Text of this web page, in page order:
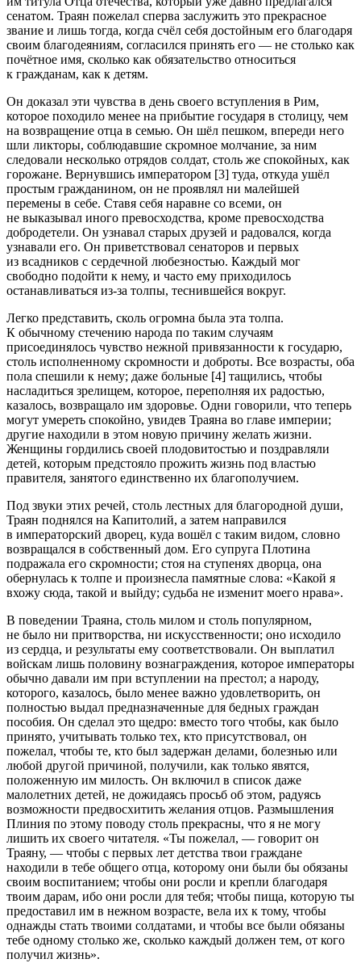
сенатом. Траян пожелал сперва заслужить это прекрасное
звание и лишь тогда, когда счёл себя достойным его благодаря
своим благодеяниям, согласился принять его — не столько как
почётное имя, сколько как обязательство относиться
к гражданам, как к детям.
Он доказал эти чувства в день своего вступления в Рим,
которое походило менее на прибытие государя в столицу, чем
на возвращение отца в семью. Он шёл пешком, впереди него
шли ликторы, соблюдавшие скромное молчание, за ним
следовали несколько отрядов солдат, столь же спокойных, как
горожане. Вернувшись императором [3] туда, откуда ушёл
простым гражданином, он не проявлял ни малейшей
перемены в себе. Ставя себя наравне со всеми, он
не выказывал иного превосходства, кроме превосходства
добродетели. Он узнавал старых друзей и радовался, когда
узнавали его. Он приветствовал сенаторов и первых
из всадников с сердечной любезностью. Каждый мог
свободно подойти к нему, и часто ему приходилось
останавливаться из-за толпы, теснившейся вокруг.
Легко представить, сколь огромна была эта толпа.
К обычному стечению народа по таким случаям
присоединялось чувство нежной привязанности к государю,
столь исполненному скромности и доброты. Все возрасты, оба
пола спешили к нему; даже больные [4] тащились, чтобы
насладиться зрелищем, которое, переполняя их радостью,
казалось, возвращало им здоровье. Одни говорили, что теперь
могут умереть спокойно, увидев Траяна во главе империи;
другие находили в этом новую причину желать жизни.
Женщины гордились своей плодовитостью и поздравляли
детей, которым предстояло прожить жизнь под властью
правителя, занятого единственно их благополучием.
Под звуки этих речей, столь лестных для благородной души,
Траян поднялся на Капитолий, а затем направился
в императорский дворец, куда вошёл с таким видом, словно
возвращался в собственный дом. Его супруга Плотина
подражала его скромности; стоя на ступенях дворца, она
обернулась к толпе и произнесла памятные слова: «Какой я
вхожу сюда, такой и выйду; судьба не изменит моего нрава».
В поведении Траяна, столь милом и столь популярном,
не было ни притворства, ни искусственности; оно исходило
из сердца, и результаты ему соответствовали. Он выплатил
войскам лишь половину вознаграждения, которое императоры
обычно давали им при вступлении на престол; а народу,
которого, казалось, было менее важно удовлетворить, он
полностью выдал предназначенные для бедных граждан
пособия. Он сделал это щедро: вместо того чтобы, как было
принято, учитывать только тех, кто присутствовал, он
пожелал, чтобы те, кто был задержан делами, болезнью или
любой другой причиной, получили, как только явятся,
положенную им милость. Он включил в список даже
малолетних детей, не дожидаясь просьб об этом, радуясь
возможности предвосхитить желания отцов. Размышления
Плиния по этому поводу столь прекрасны, что я не могу
лишить их своего читателя. «Ты пожелал, — говорит он
Траяну, — чтобы с первых лет детства твои граждане
находили в тебе общего отца, которому они были бы обязаны
своим воспитанием; чтобы они росли и крепли благодаря
твоим дарам, ибо они росли для тебя; чтобы пища, которую ты
предоставил им в нежном возрасте, вела их к тому, чтобы
однажды стать твоими солдатами, и чтобы все были обязаны
тебе одному столько же, сколько каждый должен тем, от кого
получил жизнь».